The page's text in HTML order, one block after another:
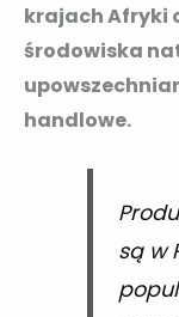
krajach Afryki
środowiska
handlowe.
są w